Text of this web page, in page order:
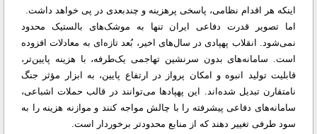
اینکه هر اقدام نظامی، پاسخی پرهزینه و چندبعدی در پی خواهد داشت.
اما تصویر قدرت دفاعی ایران تنها به موشک‌های بالستیک محدود
نمی‌شود. انقلاب پهپادی در سال‌های اخیر، بُعد تازه‌ای به معادلات افزوده
است. سامانه‌های بدون سرنشین تهاجمی یک‌طرفه، با هزینه پایین‌تر،
قابلیت تولید انبوه و امکان پرواز در ارتفاع پایین، به ابزار مؤثر جنگ
نامتقارن تبدیل شده‌اند. این پهپادها می‌توانند در قالب حملات اشباعی،
سامانه‌های دفاعی پیشرفته را با چالش مواجه کنند و موازنه هزینه را به
سود طرفی تغییر دهند که از منابع محدودتر برخوردار است.